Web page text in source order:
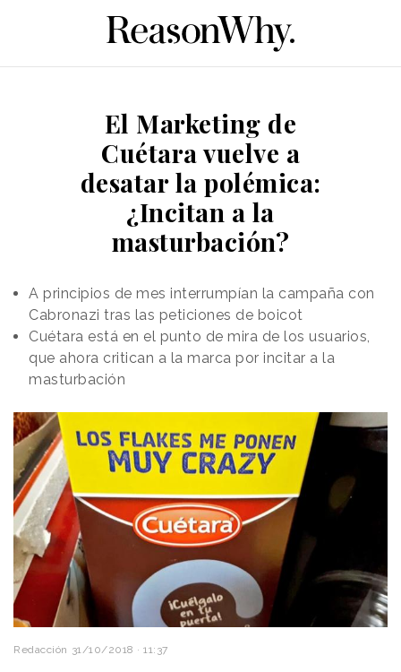
El Marketing de
Cuétara vuelve a
desatar la polémica:
¿Incitan a la
masturbación?
A principios de mes interrumpían la campaña con
Cabronazi tras las peticiones de boicot
Cuétara está en el punto de mira de los usuarios,
que ahora critican a la marca por incitar a la
masturbación
Redacción 31/10/2018 · 11:37